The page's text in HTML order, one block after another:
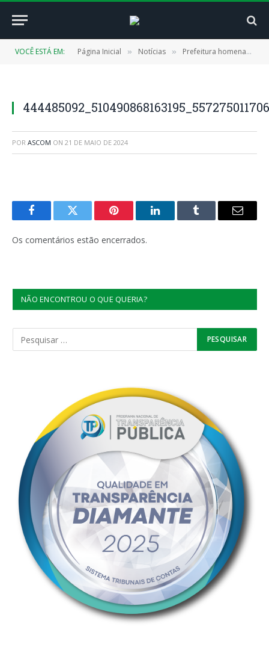
VOCÊ ESTÁ EM: Página Inicial » Notícias » Prefeitura homenageia mamães assistidas pelo CRAS
POR ASCOM ON 21 DE MAIO DE 2024
FacebookTwitter Pinterest LinkedInTumblr
E-
Os comentários estão encerrados.
NÃO ENCONTROU O QUE QUERIA?